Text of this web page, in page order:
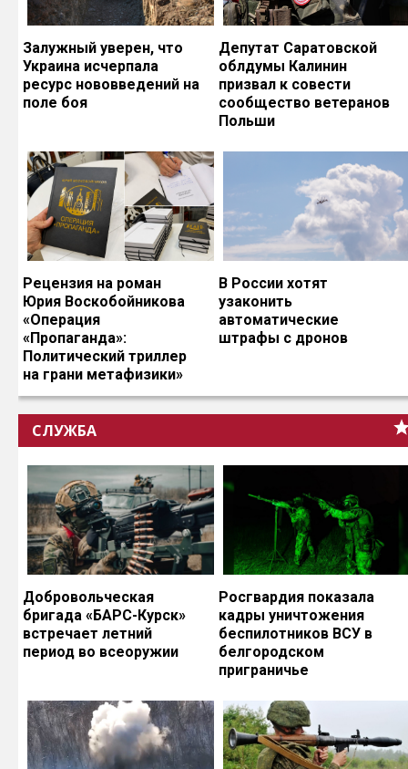
Залужный уверен, что
Украина исчерпала
ресурс нововведений на
поле боя
Депутат Саратовской
облдумы Калинин
призвал к совести
сообщество ветеранов
Польши
Рецензия на роман
Юрия Воскобойникова
«Операция
«Пропаганда»:
Политический триллер
на грани метафизики»
В России хотят
узаконить
автоматические
штрафы с дронов
СЛУЖБА
Добровольческая
бригада «БАРС-Курск»
встречает летний
период во всеоружии
Росгвардия показала
кадры уничтожения
беспилотников ВСУ в
белгородском
приграничье